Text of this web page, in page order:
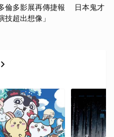
倫多影展再傳捷報 日本鬼才
技超出想像」